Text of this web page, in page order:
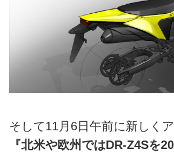
そして11月6日午前に新しく
『北米や欧州ではDR-Z4Sを